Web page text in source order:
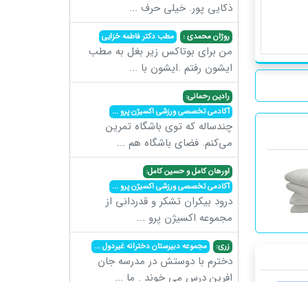
ذکایی پور. خیلی حرف ...
روژان محمدی : مطب دکتر فاطمه خزایی
من برای بوتاکس زیر بغل به مطب
ایشون رفتم .ایشون با ...
رادین رحمانی:
آکادمی تخصصی ورزشی اکسیژن پرو...
چندساله که توی باشگاه تمرین
می‌کنم. فضای باشگاه هم ...
اورهان کامل و حسین کامل:
آکادمی تخصصی ورزشی اکسیژن پرو...
درود بیکران تشکر و قدردانی از
مجموعه اکسیژن پرو ...
زری: مجموعه دبیرستان دخترانه غیردول...
دخترم با دوستش در مدرسه جان
افرین درس می خوند . ما ...